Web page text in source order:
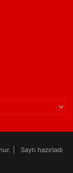
| Saytı hazırladı